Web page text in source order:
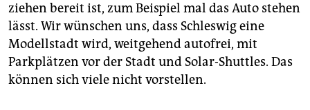
ziehen bereit ist, zum Beispiel mal das Auto stehen
lässt. Wir wünschen uns, dass Schleswig eine
Modellstadt wird, weitgehend autofrei, mit
Parkplätzen vor der Stadt und Solar-Shuttles. Das
können sich viele nicht vorstellen.